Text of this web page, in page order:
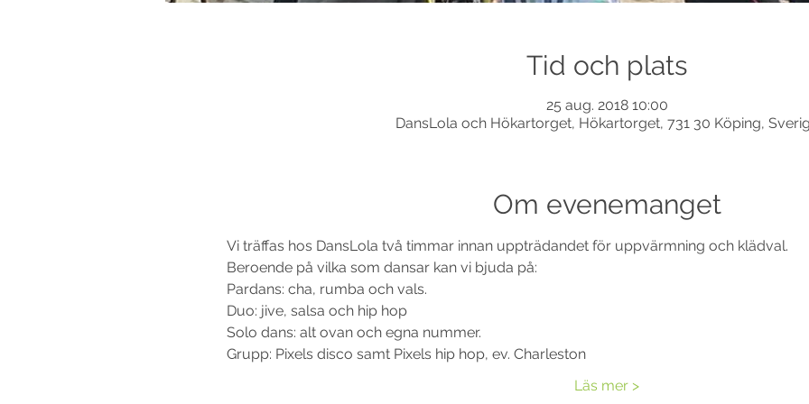
Tid och plats
25 aug. 2018 10:00
DansLola och Hökartorget, Hökartorget, 731 30 Köping,
Om evenemanget
Vi träffas hos DansLola två timmar innan uppträdandet för uppvärmning och klädval.
Beroende på vilka som dansar kan vi bjuda på:
Pardans: cha, rumba och vals.
Duo: jive, salsa och hip hop
Solo dans: alt ovan och egna nummer.
Grupp: Pixels disco samt Pixels hip hop, ev. Charleston
Läs mer >